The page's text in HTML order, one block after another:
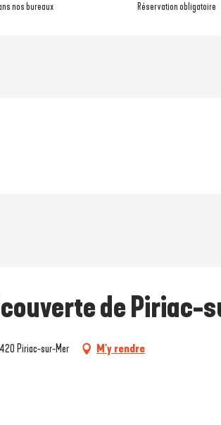
nos bureaux Réservation obligatoire
de Piriac-
Piriac-sur-Mer M'y rendre